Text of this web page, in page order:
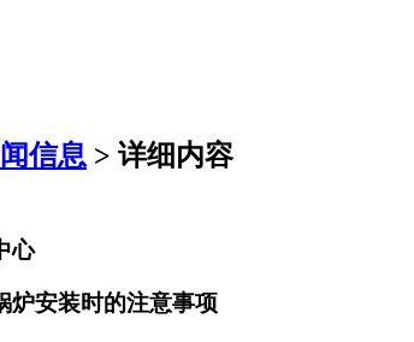
信息 > 详细内容
心
炉安装时的注意事项